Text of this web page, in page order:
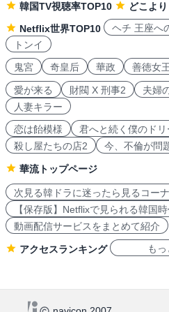
韓国TV視聴率TOP10
どこよ
Netflix世界TOP10
ヘチ 王座へ
トンイ
鬼宮
奇皇后 華政 善徳女
愛が来る 財閥 X 刑事2 夫婦
人妻キラー
恋は飴模様
君へと続く僕のドリ
殺し屋たちの店2
今、不倫が問
華流トップページ
次見る韓ドラに迷ったら見るコー
【保存版】Netflixで見られる韓国
動画配信サービスをまとめて紹介
アクセスランキング もっと